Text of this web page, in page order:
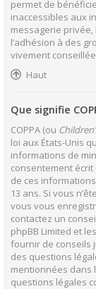
permet de
inaccessibles aux
messagerie privée,
l’adhésion à des
vivement
Haut
Que signifie
COPPA (ou
loi aux États-Unis
informations de
consentement écrit
de ces
13 ans. Si vous
vous vous
contactez un
phpBB Limited et
fournir de conseils
des questions
mentionnées dans
questions légales